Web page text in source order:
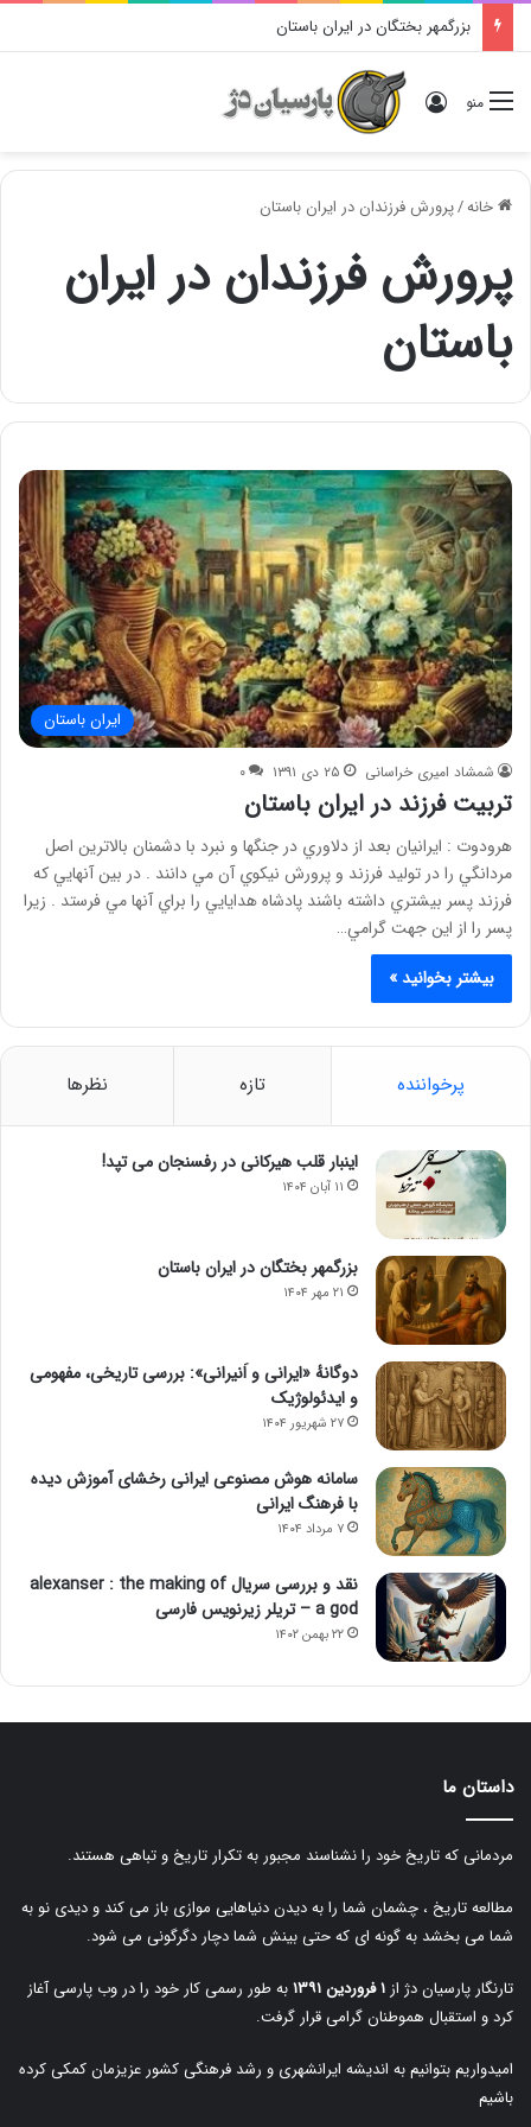
بزرگمهر بختگان در ایران باستان
منو ورود
خانه/پرورش فرزندان در ایران باستان
پرورش فرزندان در ایران
باستان
ایران باستان
شمشاد امیری خراسانی ۲۵ دی ۱۳۹۱ ۰
تربیت فرزند در ایران باستان
هرودوت : ايرانيان بعد از دلاوري در جنگها و نبرد با دشمنان بالاترين اصل
مردانگي را در توليد فرزند و پرورش نيكوي آن مي دانند . در بين آنهايي كه
فرزند پسر بيشتري داشته باشند پادشاه هدايايي را براي آنها مي فرستد . زيرا
پسر را از اين جهت گرامي…
بیشتر بخوانید »
پرخواننده تازه نظرها
اینبار قلب هیرکانی در رفسنجان می تپد!
۱۱ آبان ۱۴۰۴
بزرگمهر بختگان در ایران باستان
۲۱ مهر ۱۴۰۴
دوگانهٔ «ایرانی و اَنیرانی»: بررسی تاریخی، مفهومی
و ایدئولوژیک
۲۷ شهریور ۱۴۰۴
سامانه هوش مصنوعی ایرانی رخشای آموزش دیده
با فرهنگ ایرانی
۷ مرداد ۱۴۰۴
نقد و بررسی سریال alexanser : the making of
a god – تریلر زیرنویس فارسی
۲۲ بهمن ۱۴۰۲
داستان ما
مردمانی که تاریخ خود را نشناسند مجبور به تکرار تاریخ و تباهی هستند.
مطالعه تاریخ ، چشمان شما را به دیدن دنیاهایی موازی باز می کند و دیدی نو به
شما می بخشد به گونه ای که حتی بینش شما دچار دگرگونی می شود.
تارنگار پارسیان دژ از ۱ فروردین ۱۳۹۱
به طور رسمی کار خود را در وب پارسی آغاز
کرد و استقبال هموطنان گرامی قرار گرفت.
امیدواریم بتوانیم به اندیشه ایرانشهری و رشد فرهنگی کشور عزیزمان کمکی کرده
باشیم